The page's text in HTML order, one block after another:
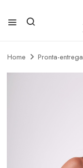
Home Pronta-entrega